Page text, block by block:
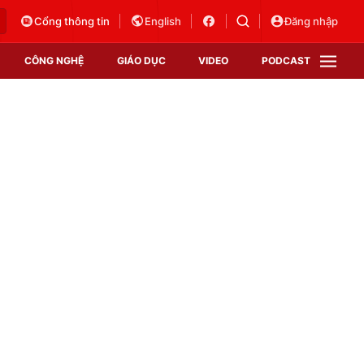
Cổng thông tin English Đăng nhập
CÔNG NGHỆ GIÁO DỤC VIDEO PODCAST